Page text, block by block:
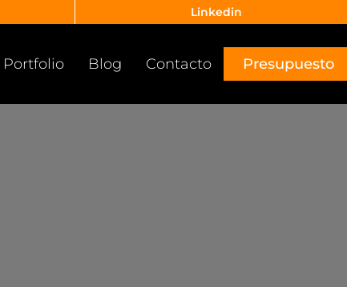
Linkedin
Portfolio Blog Contacto Presupuesto